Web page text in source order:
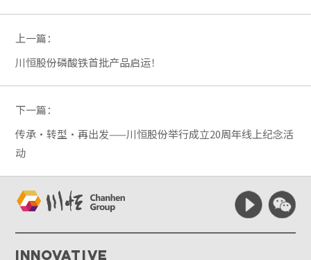
上一篇：
川恒股份磷酸铁首批产品启运！
下一篇：
传承·转型·再出发——川恒股份举行成立20周年线上纪念活
动
Innovative